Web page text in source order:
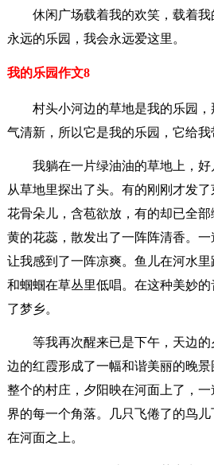
休闲广场载着我的欢笑，载着
永远的乐园，我会永远爱这里。
我的乐园作文8
村头小河边的草地是我的乐园
气清新，所以它是我的乐园，它给我
我躺在一片绿油油的草地上，
从草地里探出了头。有的刚刚才发
花骨朵儿，含苞欲放，有的却已全
黄的花蕊，散发出了一阵阵清香。一
让我感到了一阵凉爽。鱼儿在河水
和蝈蝈在草丛里低唱。在这种美妙
了梦乡。
等我再次醒来已是下午，天边
边的红霞形成了一幅和谐美丽的晚
整个的村庄，夕阳映在河面上了，
界的每一个角落。几只飞倦了的鸟
在河面之上。